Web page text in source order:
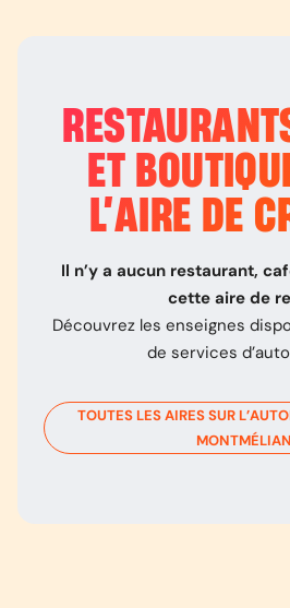
ET
L’AIRE DE
Il n’y a aucun restaurant,
cette aire de
Découvrez les enseignes
de services
TOUTES LES AIRES SUR
MONTMÉLIAN